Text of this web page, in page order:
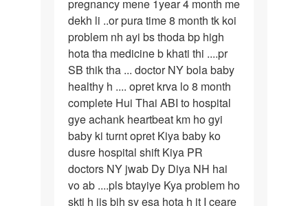
pregnancy mene 1year 4 month me
dekh li ..or pura time 8 month tk koi
problem nh ayi bs thoda bp high
hota tha medicine b khati thi ....pr
SB thik tha ... doctor NY bola baby
healthy h .... opret krva lo 8 month
complete Hui Thai ABI to hospital
gye achank heartbeat km ho gyi
baby ki turnt opret Kiya baby ko
dusre hospital shift Kiya PR
doctors NY jwab Dy Diya NH hai
vo ab ....pls btayiye Kya problem ho
skti h jis bjh sy esa hota h it I ceare